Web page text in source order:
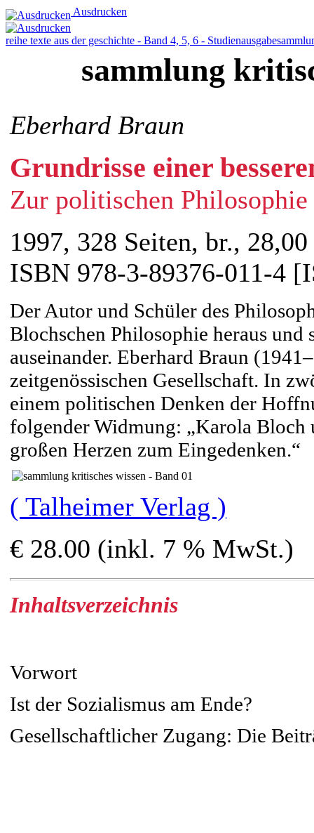
Ausdrucken
reihe texte aus der geschichte - Band 4, 5, 6 - Studienausgabe
sammlung
Eberhard Braun
Grundrisse einer
Zur politischen
1997, 328 Seiten, br., 28,00
ISBN 978-3-89376-011-4
Der Autor und Schüler des
Blochschen Philosophie heraus
auseinander. Eberhard Braun
zeitgenössischen Gesellschaft. In
einem politischen Denken der
folgender Widmung: „Karola Bloch
großen Herzen zum Eingedenken.“
( Talheimer Verlag )
€ 28.00 (inkl. 7 % MwSt.)
Inhaltsverzeichnis
Vorwort
Ist der Sozialismus am Ende?
Gesellschaftlicher Zugang: Die